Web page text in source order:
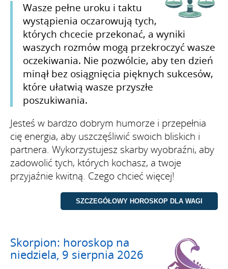
Wasze pełne uroku i taktu
wystąpienia oczarowują tych,
których chcecie przekonać, a wyniki
waszych rozmów mogą przekroczyć wasze
oczekiwania. Nie pozwólcie, aby ten dzień
minął bez osiągnięcia pięknych sukcesów,
które ułatwią wasze przyszłe
poszukiwania.
Jesteś w bardzo dobrym humorze i przepełnia
cię energia, aby uszczęśliwić swoich bliskich i
partnera. Wykorzystujesz skarby wyobraźni, aby
zadowolić tych, których kochasz, a twoje
przyjaźnie kwitną. Czego chcieć więcej!
Skorpion: horoskop na
niedziela, 9 sierpnia 2026